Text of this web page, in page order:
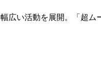
広い活動を展開。「超ム